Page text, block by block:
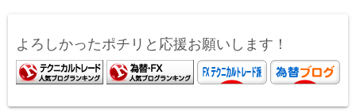
よろしかったポチリと応援お願いします！